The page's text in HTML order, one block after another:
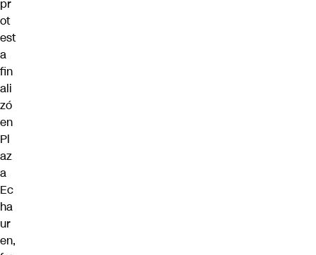
pr
ot
est
a
fin
ali
zó
en
Pl
az
a
Ec
ha
ur
en,